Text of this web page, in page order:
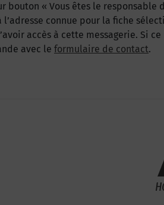
bouton « Vous êtes le responsable
l’adresse connue pour la fiche
accès à cette messagerie. Si
avec le formulaire de contact.